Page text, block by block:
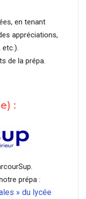
en tenant
appréciations,
de la prépa.
:
prépa :
» du lycée